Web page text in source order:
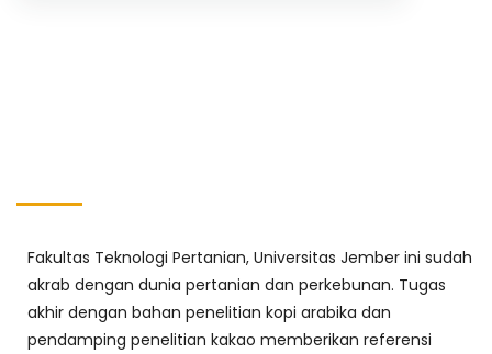
Fakultas Teknologi Pertanian, Universitas Jember ini sudah
akrab dengan dunia pertanian dan perkebunan. Tugas
akhir dengan bahan penelitian kopi arabika dan
pendamping penelitian kakao memberikan referensi